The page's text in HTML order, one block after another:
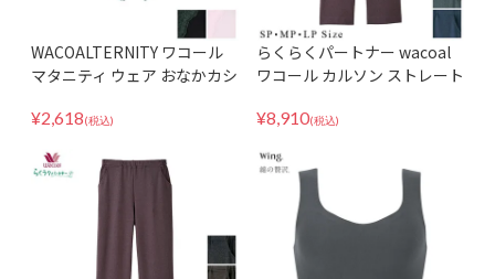
WACOALTERNITY ワコール
マタニティ ウェア おなかカシ
もラクに♪ 産前・産後兼用
¥2,618(税込)
らくらくパートナー wacoal
ワコール カルソン ストレート
きごこちも快適 デニム調 DRL
¥8,910(税込)